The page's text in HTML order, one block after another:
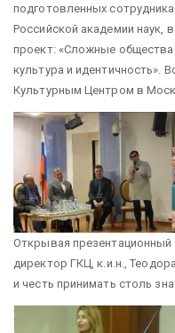
подготовленных
Российской академии наук,
проект: «Сложные общества
культура и идентичность».
Культурным Центром в
Открывая презентационный
директор ГКЦ, к.и.н.,
и честь принимать столь